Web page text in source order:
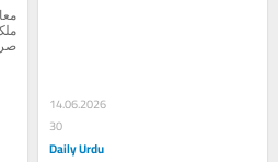
14.06.2026
30
Daily Urdu